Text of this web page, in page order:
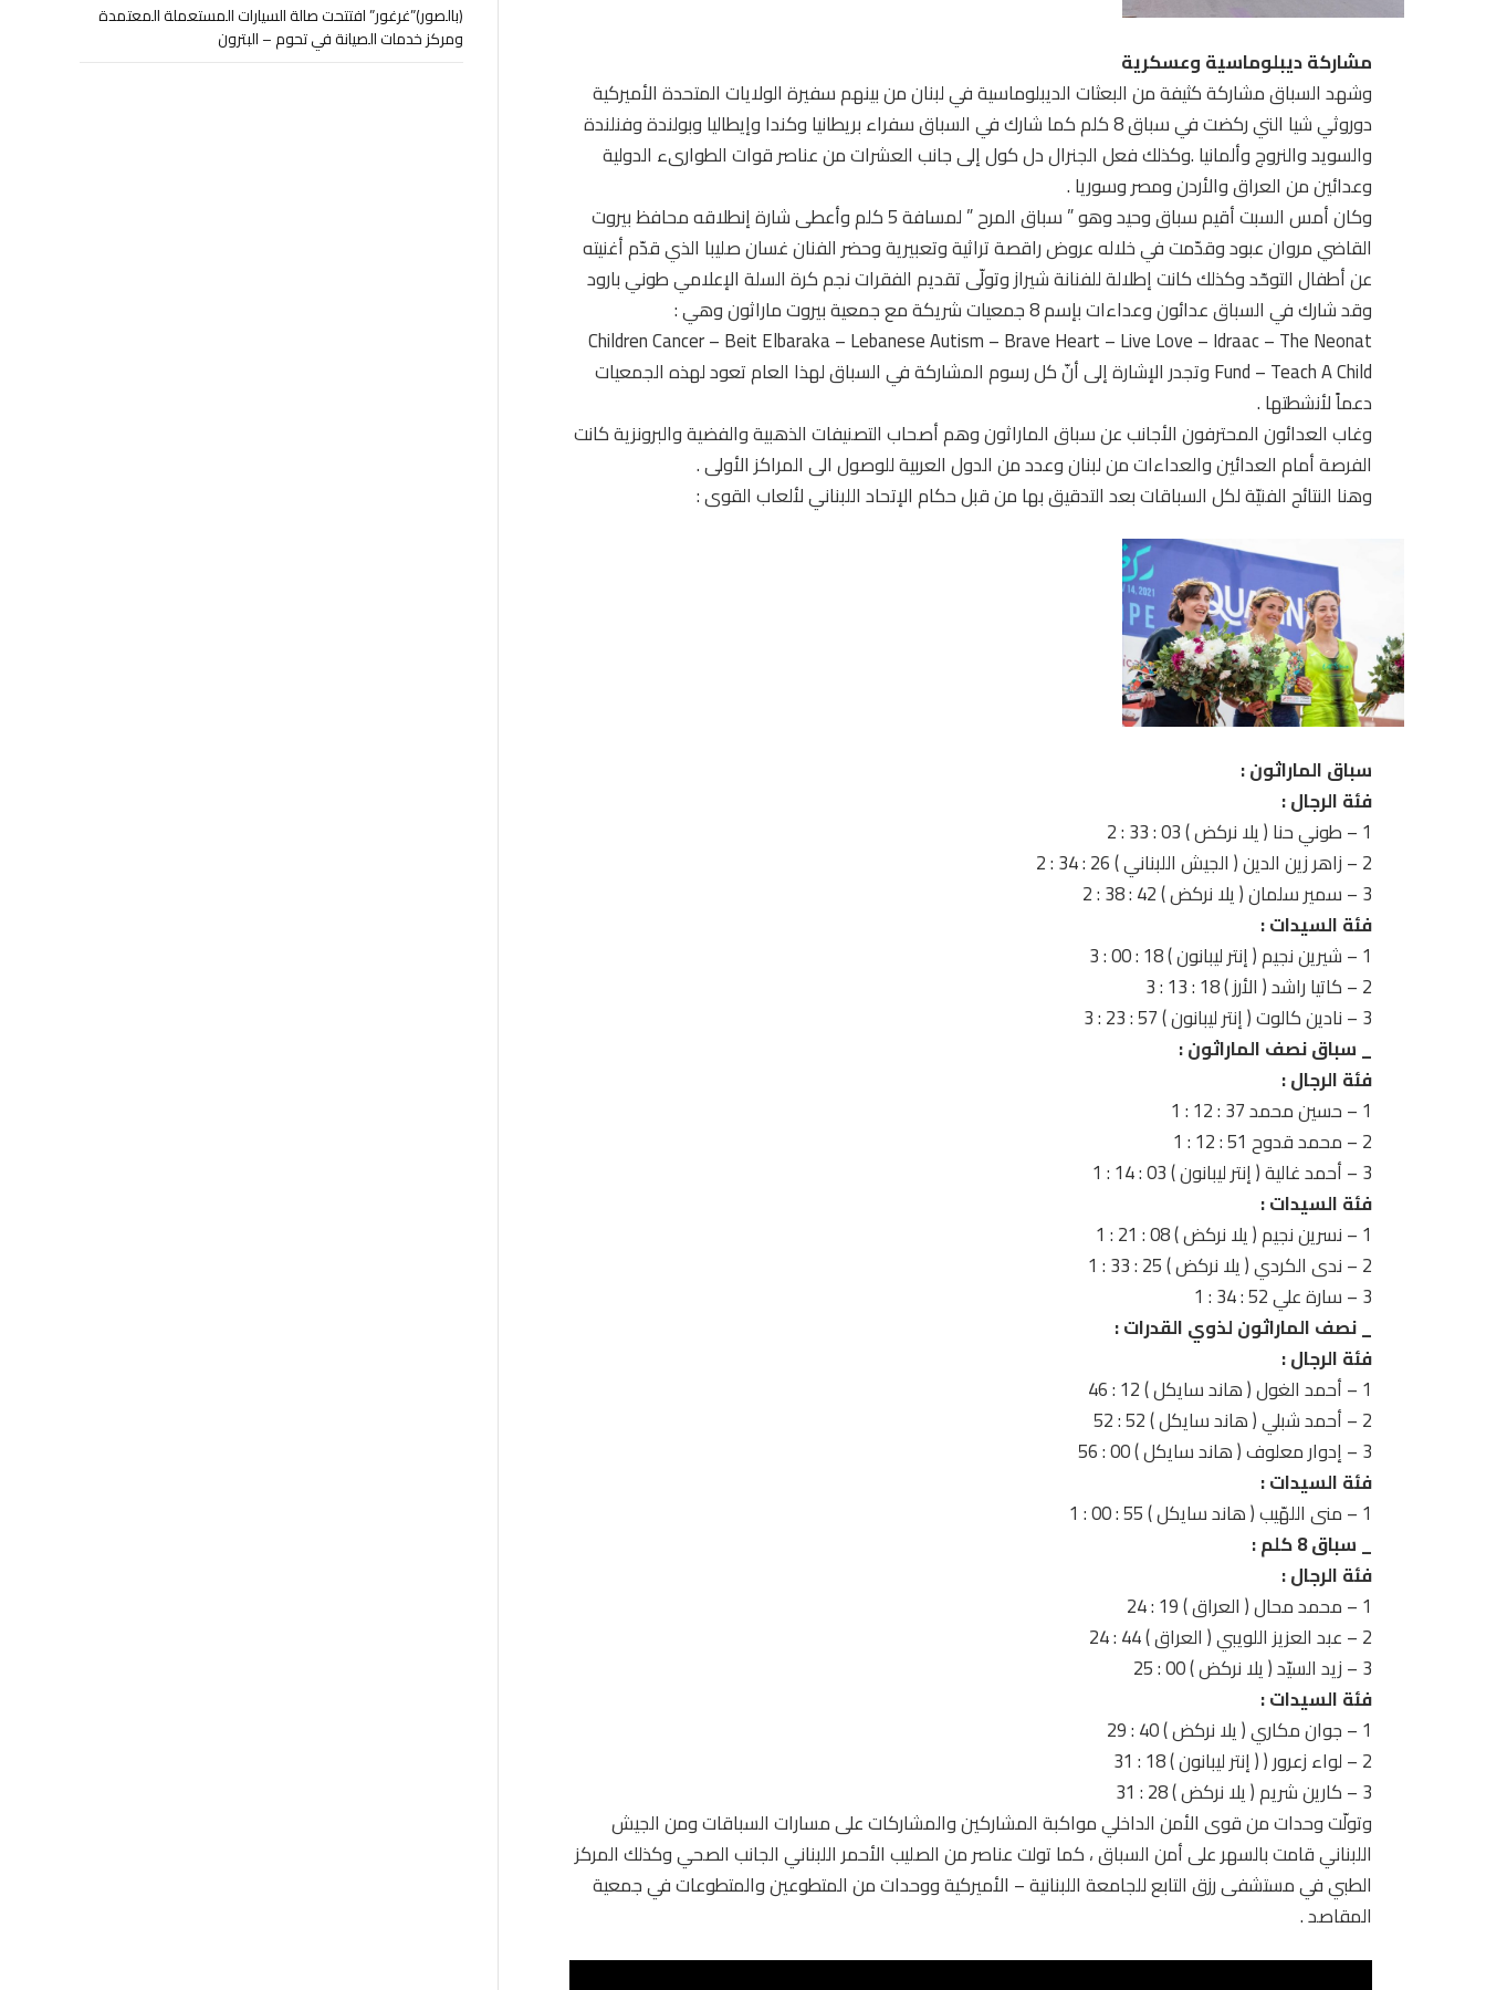
مشاركة ديبلوماسية وعسكرية
وشهد السباق مشاركة كثيفة من البعثات الديبلوماسية في لبنان من بينهم سفيرة الولايات المتحدة الأميركية
دوروثي شيا التي ركضت في سباق 8 كلم كما شارك في السباق سفراء بريطانيا وكندا وإيطاليا وبولندة وفنلندة
والسويد والنروج وألمانيا .وكذلك فعل الجنرال دل كول إلى جانب العشرات من عناصر قوات الطوارىء الدولية
وعدائين من العراق والأردن ومصر وسوريا .
وكان أمس السبت أقيم سباق وحيد وهو ” سباق المرح ” لمسافة 5 كلم وأعطى شارة إنطلاقه محافظ بيروت
القاضي مروان عبود وقدّمت في خلاله عروض راقصة تراثية وتعبيرية وحضر الفنان غسان صليبا الذي قدّم أغنيته
عن أطفال التوحّد وكذلك كانت إطلالة للفنانة شيراز وتولّى تقديم الفقرات نجم كرة السلة الإعلامي طوني بارود
وقد شارك في السباق عدائون وعداءات بإسم 8 جمعيات شريكة مع جمعية بيروت ماراثون وهي :
Children Cancer – Beit Elbaraka – Lebanese Autism – Brave Heart – Live Love – Idraac – The Neonat
Fund – Teach A Child وتجدر الإشارة إلى أنّ كل رسوم المشاركة في السباق لهذا العام تعود لهذه الجمعيات
دعماً لأنشطتها .
وغاب العدائون المحترفون الأجانب عن سباق الماراثون وهم أصحاب التصنيفات الذهبية والفضية والبرونزية كانت
الفرصة أمام العدائين والعداءات من لبنان وعدد من الدول العربية للوصول الى المراكز الأولى .
وهنا النتائج الفنيّة لكل السباقات بعد التدقيق بها من قبل حكام الإتحاد اللبناني لألعاب القوى :
سباق الماراثون :
فئة الرجال :
1 – طوني حنا ( يلا نركض ) 03 : 33 : 2
2 – زاهر زين الدين ( الجيش اللبناني ) 26 : 34 : 2
3 – سمير سلمان ( يلا نركض ) 42 : 38 : 2
فئة السيدات :
1 – شيرين نجيم ( إنتر ليبانون ) 18 : 00 : 3
2 – كاتيا راشد ( الأرز ) 18 : 13 : 3
3 – نادين كالوت ( إنتر ليبانون ) 57 : 23 : 3
_ سباق نصف الماراثون :
فئة الرجال :
1 – حسين محمد 37 : 12 : 1
2 – محمد قدوح 51 : 12 : 1
3 – أحمد غالية ( إنتر ليبانون ) 03 : 14 : 1
فئة السيدات :
1 – نسرين نجيم ( يلا نركض ) 08 : 21 : 1
2 – ندى الكردي ( يلا نركض ) 25 : 33 : 1
3 – سارة علي 52 : 34 : 1
_ نصف الماراثون لذوي القدرات :
فئة الرجال :
1 – أحمد الغول ( هاند سايكل ) 12 : 46
2 – أحمد شبلي ( هاند سايكل ) 52 : 52
3 – إدوار معلوف ( هاند سايكل ) 00 : 56
فئة السيدات :
1 – منى اللهّيب ( هاند سايكل ) 55 : 00 : 1
_ سباق 8 كلم :
فئة الرجال :
1 – محمد محال ( العراق ) 19 : 24
2 – عبد العزيز اللويبي ( العراق ) 44 : 24
3 – زيد السيّد ( يلا نركض ) 00 : 25
فئة السيدات :
1 – جوان مكاري ( يلا نركض ) 40 : 29
2 – لواء زعرور ( ( إنتر ليبانون ) 18 : 31
3 – كارين شريم ( يلا نركض ) 28 : 31
وتولّت وحدات من قوى الأمن الداخلي مواكبة المشاركين والمشاركات على مسارات السباقات ومن الجيش
اللبناني قامت بالسهر على أمن السباق ، كما تولت عناصر من الصليب الأحمر اللبناني الجانب الصحي وكذلك المركز
الطبي في مستشفى رزق التابع للجامعة اللبنانية – الأميركية ووحدات من المتطوعين والمتطوعات في جمعية
المقاصد .
(بالصور)”غرغور” افتتحت صالة السيارات المستعملة المعتمدة
ومركز خدمات الصيانة في تحوم – البترون